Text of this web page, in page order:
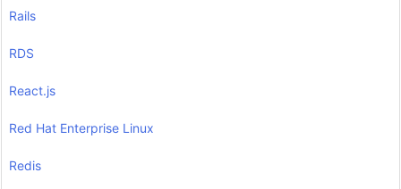
Rails
RDS
React.js
Red Hat Enterprise Linux
Redis